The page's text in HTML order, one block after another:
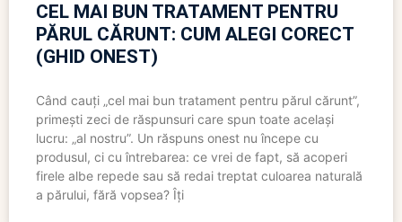
CEL MAI BUN TRATAMENT PENTRU
PĂRUL CĂRUNT: CUM ALEGI CORECT
(GHID ONEST)
Când cauți „cel mai bun tratament pentru părul cărunt”,
primești zeci de răspunsuri care spun toate același
lucru: „al nostru”. Un răspuns onest nu începe cu
produsul, ci cu întrebarea: ce vrei de fapt, să acoperi
firele albe repede sau să redai treptat culoarea naturală
a părului, fără vopsea? Îți